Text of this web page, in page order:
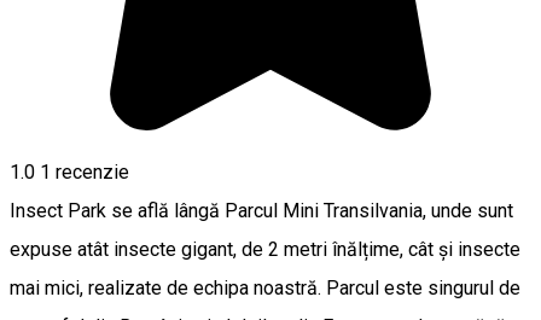
1.0 1 recenzie
Insect Park se află lângă Parcul Mini Transilvania, unde sunt
expuse atât insecte gigant, de 2 metri înălțime, cât și insecte
mai mici, realizate de echipa noastră. Parcul este singurul de